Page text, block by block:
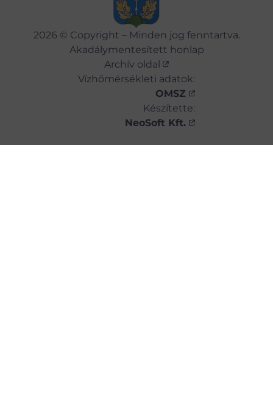
2026 © Copyright – Minden jog fenntartva.
Akadálymentesített honlap
Archív oldal
Vízhőmérsékleti adatok:
OMSZ
Készítette:
NeoSoft Kft.